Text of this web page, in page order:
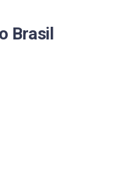
Brasil